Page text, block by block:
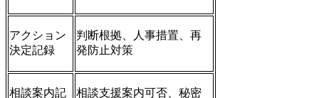
アクション
決定記録
判断根拠、人事措置、再
発防止対策
相談案内記
相談支援案内可否、秘密